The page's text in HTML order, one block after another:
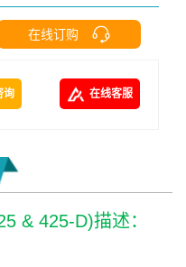
在线订购
询 在线客服
& 425-D)描述：